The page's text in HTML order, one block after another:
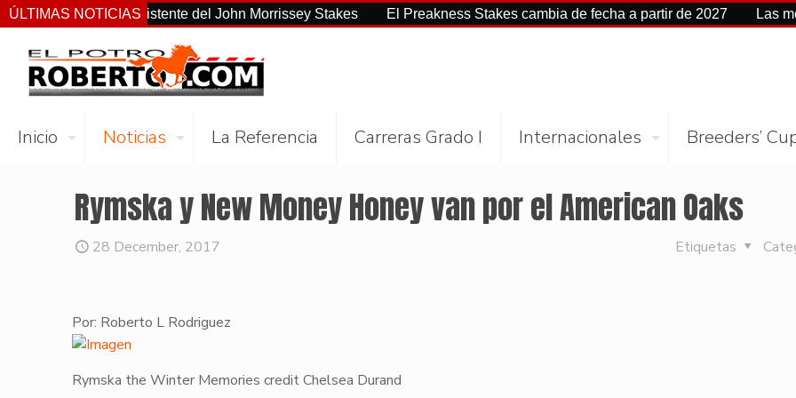
ÚLTIMAS NOTICIAS
el más consistente del John Morrissey Stakes El Preakness Stakes cambia de fecha a partir de 2027 Las mejores
Inicio Noticias La Referencia Carreras Grado I Internacionales Breeders’
Rymska y New Money Honey van por el American Oaks
28 December, 2017 Etiquetas
Por: Roberto L Rodriguez
Rymska the Winter Memories credit Chelsea Durand